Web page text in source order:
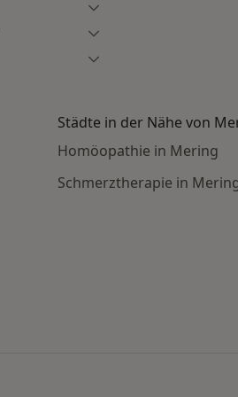
Städte in der Nähe von
Homöopathie in Mering
Schmerztherapie in